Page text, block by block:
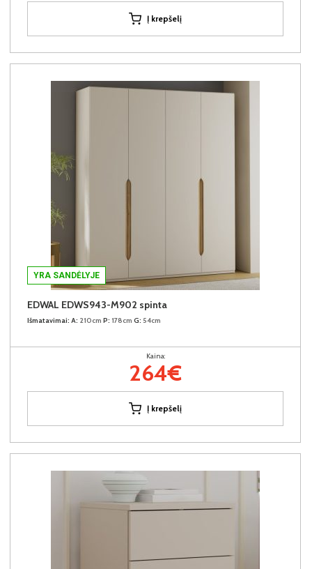
Į krepšelį
YRA SANDĖLYJE
EDWAL EDWS943-M902 spinta
Išmatavimai: A: 210cm P: 178cm G: 54cm
Kaina:
264€
Į krepšelį